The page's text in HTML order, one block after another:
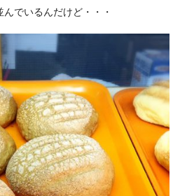
でいるんだけど・・・